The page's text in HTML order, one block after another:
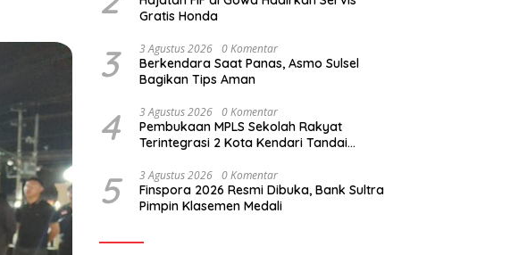
Gratis Honda
3 3 Agustus 2026 0 Komentar
Berkendara Saat Panas, Asmo Sulsel
Bagikan Tips Aman
4 3 Agustus 2026 0 Komentar
Pembukaan MPLS Sekolah Rakyat
Terintegrasi 2 Kota Kendari Tandai
5 3 Agustus 2026 0 Komentar
Finspora 2026 Resmi Dibuka, Bank Sultra
Pimpin Klasemen Medali